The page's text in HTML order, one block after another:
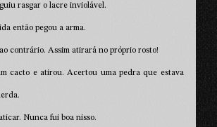
rasgar o lacre inviolável.
então pegou a arma.
contrário. Assim atirará no próprio rosto!
cacto e atirou. Acertou uma pedra que estava
Nunca fui boa nisso.